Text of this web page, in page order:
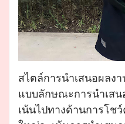
สไตล์การนำเสนอผลง
แบบลักษณะการนำเสน
เน้นไปทางด้านการโช